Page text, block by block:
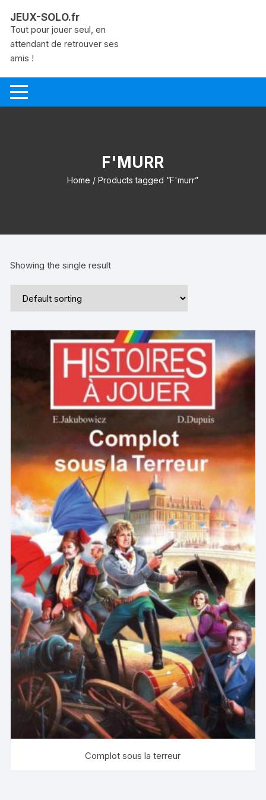
contenu
JEUX-SOLO.fr
Tout pour jouer seul, en
attendant de retrouver ses
amis !
F'MURR
Home / Products tagged “F'murr”
Showing the single result
Complot sous la terreur